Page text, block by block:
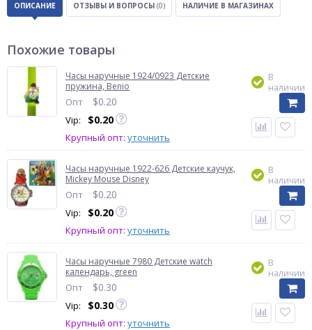
ОПИСАНИЕ ОТЗЫВЫ И ВОПРОСЫ (0) НАЛИЧИЕ В МАГАЗИНАХ
Похожие товары
Часы наручные 1924/0923 Детские
пружина, Benio
Опт $0.20
Vip: $0.20
Крупный опт: уточнить
В
наличии
Часы наручные 1922-626 Детские каучук,
Mickey Mouse Disney
Опт $0.20
Vip: $0.20
Крупный опт: уточнить
В
наличии
Часы наручные 7980 Детские watch
календарь, green
Опт $0.30
Vip: $0.30
Крупный опт: уточнить
В
наличии